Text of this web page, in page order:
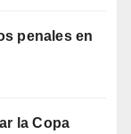
penales en
la Copa